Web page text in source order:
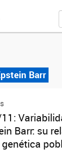
Barr
Barr: su